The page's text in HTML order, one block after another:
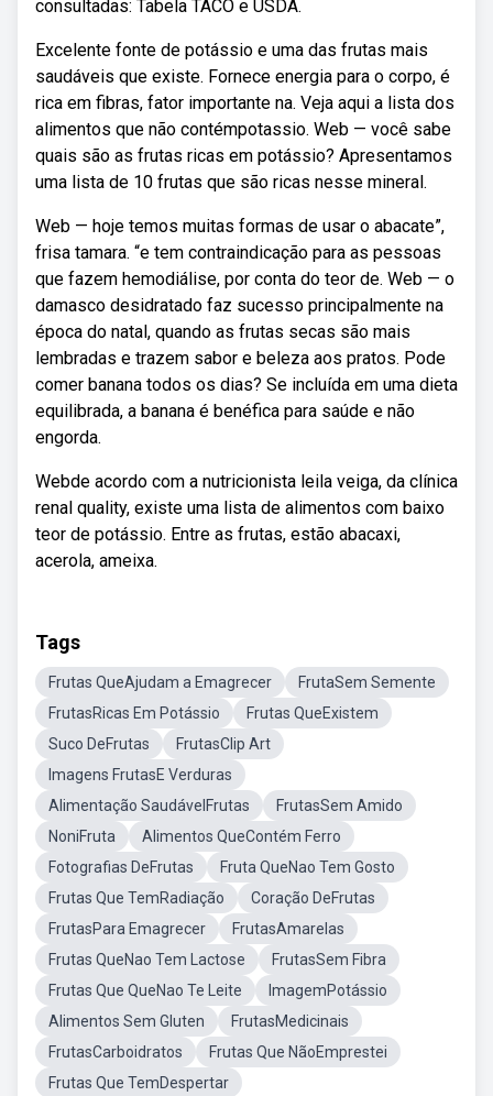
consultadas: Tabela TACO e USDA.
Excelente fonte de potássio e uma das frutas mais
saudáveis que existe. Fornece energia para o corpo, é
rica em fibras, fator importante na. Veja aqui a lista dos
alimentos que não contémpotassio. Web — você sabe
quais são as frutas ricas em potássio? Apresentamos
uma lista de 10 frutas que são ricas nesse mineral.
Web — hoje temos muitas formas de usar o abacate”,
frisa tamara. “e tem contraindicação para as pessoas
que fazem hemodiálise, por conta do teor de. Web — o
damasco desidratado faz sucesso principalmente na
época do natal, quando as frutas secas são mais
lembradas e trazem sabor e beleza aos pratos. Pode
comer banana todos os dias? Se incluída em uma dieta
equilibrada, a banana é benéfica para saúde e não
engorda.
Webde acordo com a nutricionista leila veiga, da clínica
renal quality, existe uma lista de alimentos com baixo
teor de potássio. Entre as frutas, estão abacaxi,
acerola, ameixa.
Tags
Frutas QueAjudam a Emagrecer
FrutaSem Semente
FrutasRicas Em Potássio
Frutas QueExistem
Suco DeFrutas
FrutasClip Art
Imagens FrutasE Verduras
Alimentação SaudávelFrutas
FrutasSem Amido
NoniFruta
Alimentos QueContém Ferro
Fotografias DeFrutas
Fruta QueNao Tem Gosto
Frutas Que TemRadiação
Coração DeFrutas
FrutasPara Emagrecer
FrutasAmarelas
Frutas QueNao Tem Lactose
FrutasSem Fibra
Frutas Que QueNao Te Leite
ImagemPotássio
Alimentos Sem Gluten
FrutasMedicinais
FrutasCarboidratos
Frutas Que NãoEmprestei
Frutas Que TemDespertar